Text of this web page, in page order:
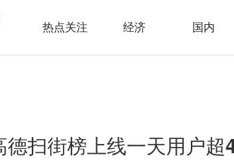
热点关注 经济 国内
扫街榜上线一天用户